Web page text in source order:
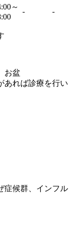
～
- -
お盆
あれば診療を行い
症候群、インフル